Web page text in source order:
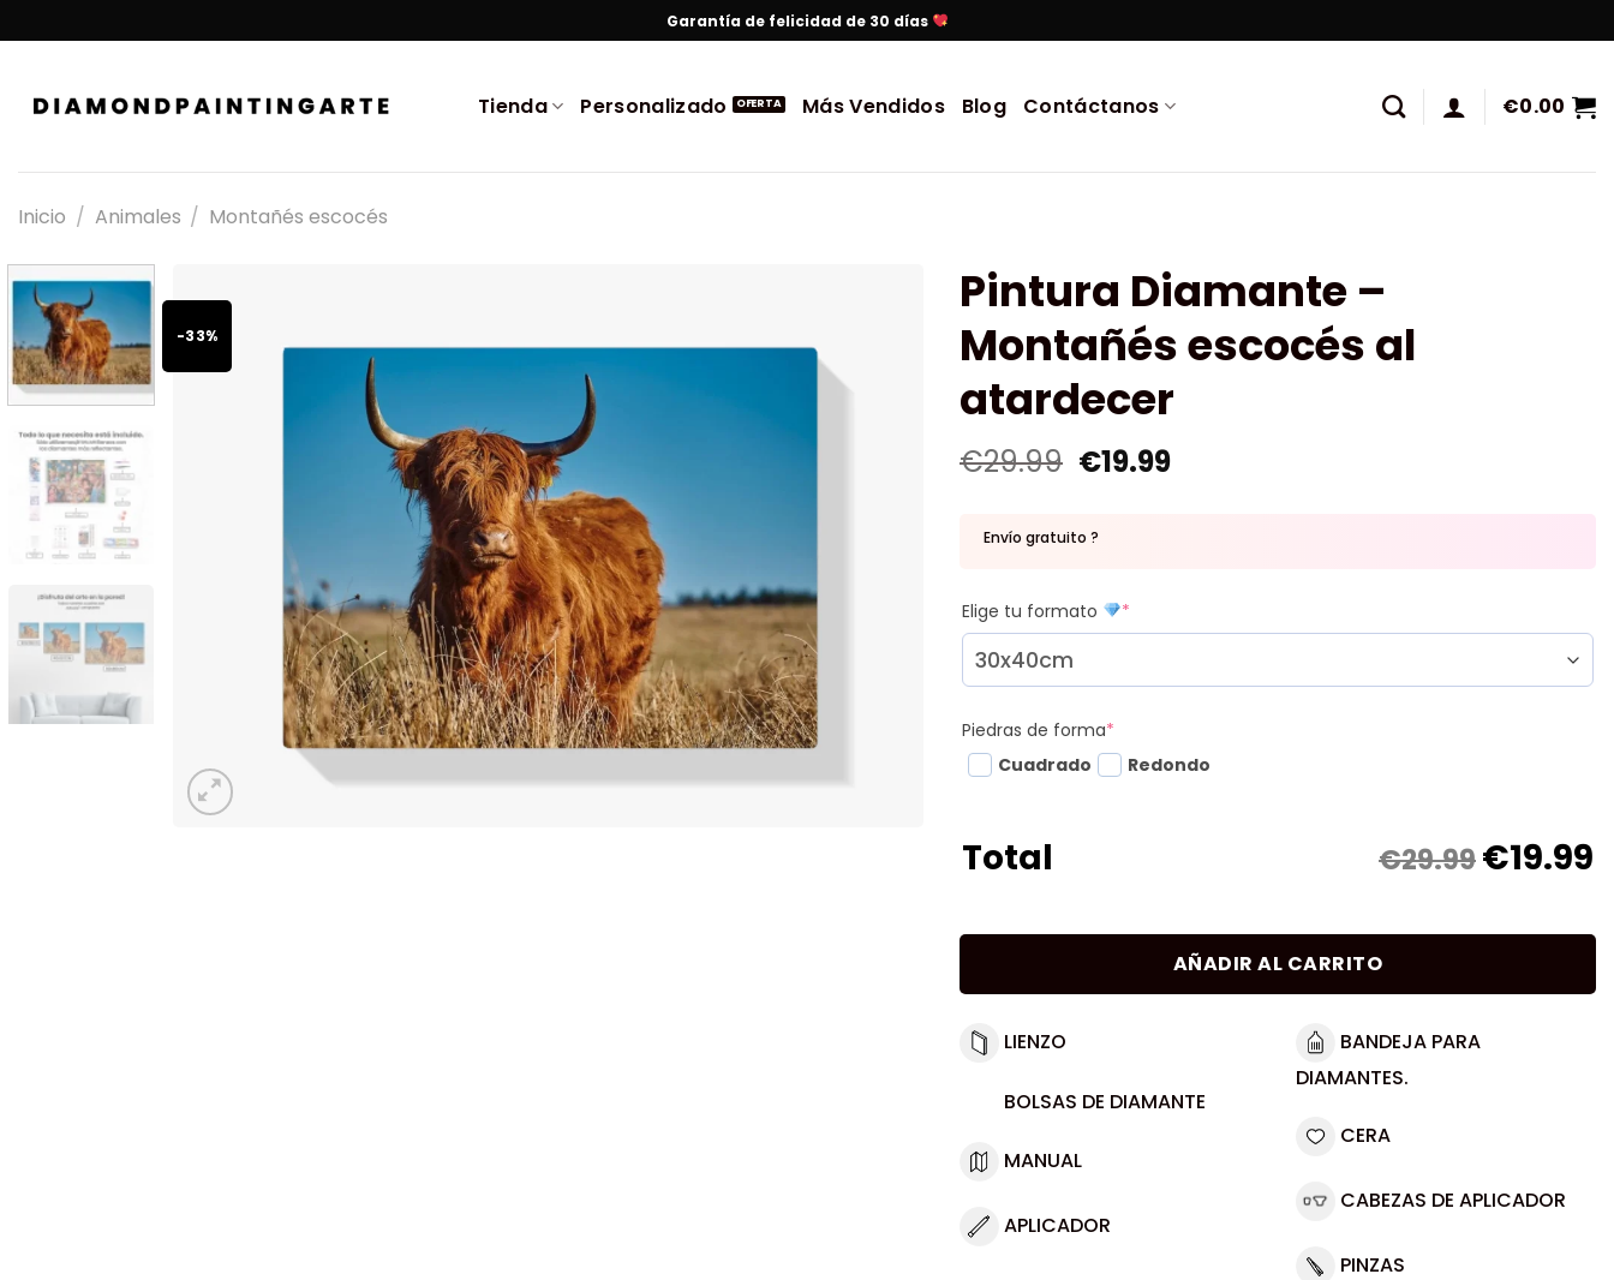
Garantía de felicidad de 30 días
Tienda Personalizado Más Vendidos Blog Contáctanos €0.00
Inicio / Animales / Montañés escocés
-33%
Pintura Diamante –
Montañés escocés al
atardecer
€29.99 €19.99
Envío gratuito ?
Elige tu formato *
Piedras de forma*
Cuadrado
Redondo
Total €29.99€19.99
AÑADIR AL CARRITO
LIENZO
BOLSAS DE DIAMANTE
MANUAL
APLICADOR
BANDEJA PARA
DIAMANTES.
CERA
CABEZAS DE APLICADOR
PINZAS